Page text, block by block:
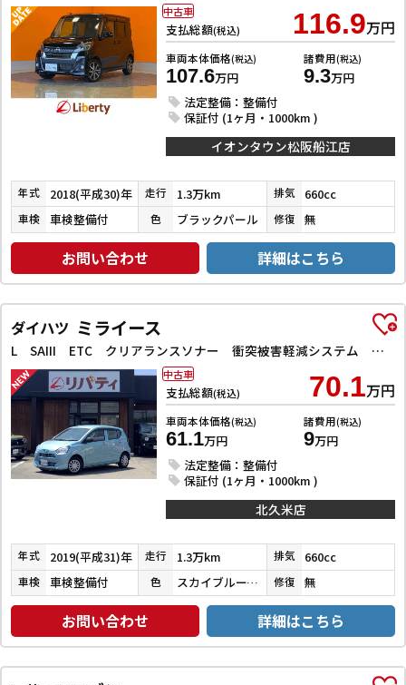
支払総額(税込) 116.9万円
車両本体価格(税込)
107.6万円
諸費用(税込)
9.3万円
法定整備：整備付
保証付 (1ヶ月・1000km )
中古車
イオンタウン松阪船江店
年式 2018(平成30)年 走行 1.3万km 排気 660cc
車検 車検整備付 色 ブラックパール 修復 無
お問い合わせ 詳細はこちら
ダイハツ ミライース
L SAIII ETC クリアランスソナー 衝突被害軽減システム オートマチックハイビーム キーレスエントリー アイドリングストップ CVT ABS ESC CD
支払総額(税込) 70.1万円
車両本体価格(税込)
61.1万円
諸費用(税込)
9万円
法定整備：整備付
保証付 (1ヶ月・1000km )
中古車
北久米店
年式 2019(平成31)年 走行 1.3万km 排気 660cc
車検 車検整備付 色 スカイブルーメタリック 修復 無
お問い合わせ 詳細はこちら